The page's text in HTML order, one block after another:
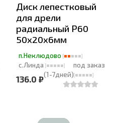
Диск лепестковый
для дрели
радиальный Р60
50х20х6мм
п.Неклюдово
с.Линда
под заказ
(1-7дней)
136.0 ₽